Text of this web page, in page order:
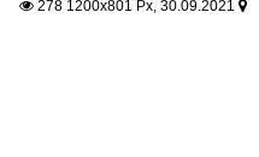
 278 1200x801 Px, 30.09.2021 